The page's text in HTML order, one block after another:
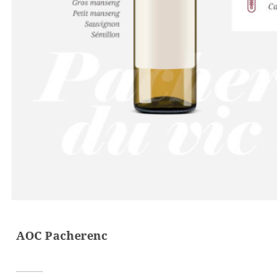
AOC Pacherenc